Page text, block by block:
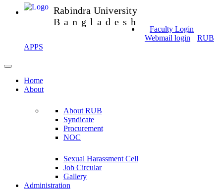
Rabindra University
Bangladesh
Faculty Login
Webmail login
RUB
APPS
Home
About
About RUB
Syndicate
Procurement
NOC
Sexual Harassment Cell
Job Circular
Gallery
Administration